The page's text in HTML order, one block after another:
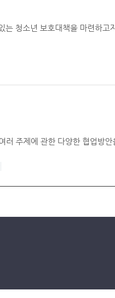
는 청소년 보호대책을 마련하고
러 주제에 관한 다양한 협업방